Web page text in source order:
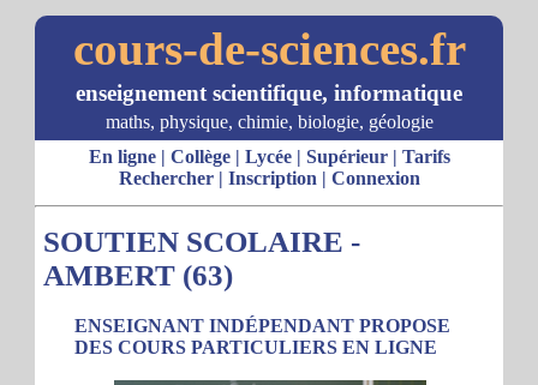
cours-de-sciences.fr
enseignement scientifique, informatique
maths, physique, chimie, biologie, géologie
En ligne| Collège| Lycée| Supérieur| Tarifs
Rechercher| Inscription | Connexion
SOUTIEN SCOLAIRE -
AMBERT (63)
ENSEIGNANT INDÉPENDANT PROPOSE
DES COURS PARTICULIERS EN LIGNE